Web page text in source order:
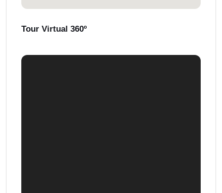
Tour Virtual 360º